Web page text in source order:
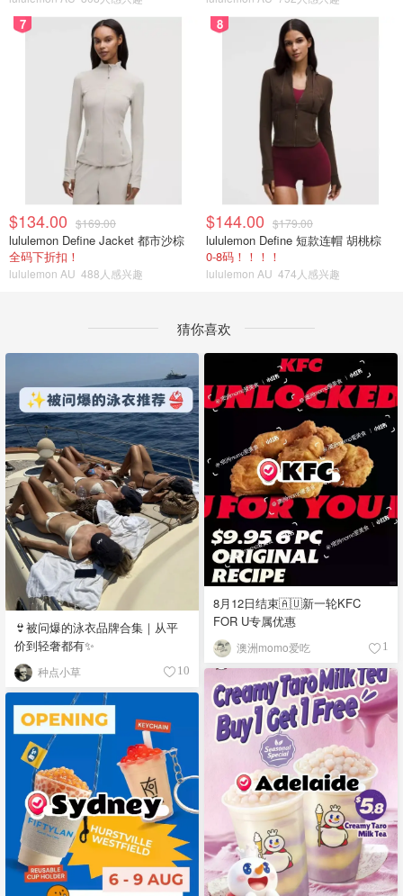
7
$134.00 $169.00
lululemon Define Jacket 都市沙棕
全码下折扣！
lululemon AU 488人感兴趣
8
$144.00 $179.00
lululemon Define 短款连帽 胡桃棕
0-8码！！！！
lululemon AU 474人感兴趣
猜你喜欢
👙被问爆的泳衣品牌合集｜从平
价到轻奢都有✨
种点小草 10
8月12日结束🇦🇺新一轮KFC
FOR U专属优惠
澳洲momo爱吃 1